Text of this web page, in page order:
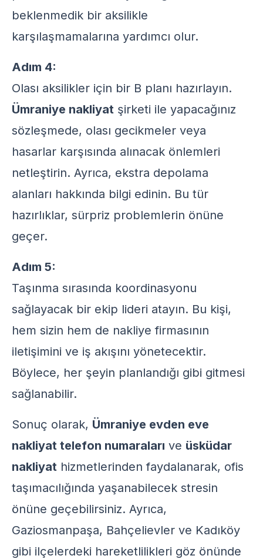
beklenmedik bir aksilikle
karşılaşmamalarına yardımcı olur.
Adım 4:
Olası aksilikler için bir B planı hazırlayın.
Ümraniye nakliyat şirketi ile yapacağınız
sözleşmede, olası gecikmeler veya
hasarlar karşısında alınacak önlemleri
netleştirin. Ayrıca, ekstra depolama
alanları hakkında bilgi edinin. Bu tür
hazırlıklar, sürpriz problemlerin önüne
geçer.
Adım 5:
Taşınma sırasında koordinasyonu
sağlayacak bir ekip lideri atayın. Bu kişi,
hem sizin hem de nakliye firmasının
iletişimini ve iş akışını yönetecektir.
Böylece, her şeyin planlandığı gibi gitmesi
sağlanabilir.
Sonuç olarak, Ümraniye evden eve
nakliyat telefon numaraları ve üsküdar
nakliyat hizmetlerinden faydalanarak, ofis
taşımacılığında yaşanabilecek stresin
önüne geçebilirsiniz. Ayrıca,
Gaziosmanpaşa, Bahçelievler ve Kadıköy
gibi ilçelerdeki hareketlilikleri göz önünde